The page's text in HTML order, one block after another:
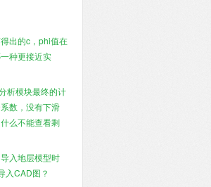
出的c，phi值在
种更接近实
析模块最终的计
数，没有下滑
么不能查看剩
入地层模型时
入CAD图？